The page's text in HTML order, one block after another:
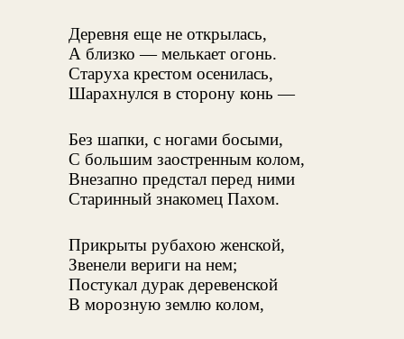
Деревня еще не открылась,
А близко — мелькает огонь.
Старуха крестом осенилась,
Шарахнулся в сторону конь —
Без шапки, с ногами босыми,
С большим заостренным колом,
Внезапно предстал перед ними
Старинный знакомец Пахом.
Прикрыты рубахою женской,
Звенели вериги на нем;
Постукал дурак деревенской
В морозную землю колом,